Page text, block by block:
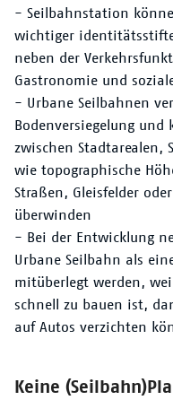
- Seilbahnstation
wichtiger
neben der
Gastronomie und
- Urbane Seilbahnen
Bodenversiegelung und
zwischen Stadtarealen,
wie topographische
Straßen, Gleisfelder
überwinden
- Bei der Entwicklung
Urbane Seilbahn als
mitüberlegt werden,
schnell zu bauen ist,
auf Autos verzichten
Keine